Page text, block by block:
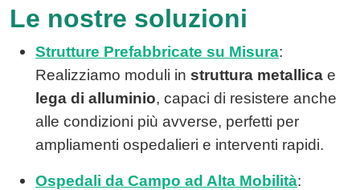
Le nostre soluzioni
Strutture Prefabbricate su Misura:
Realizziamo moduli in struttura metallica e
lega di alluminio, capaci di resistere anche
alle condizioni più avverse, perfetti per
ampliamenti ospedalieri e interventi rapidi.
Ospedali da Campo ad Alta Mobilità: